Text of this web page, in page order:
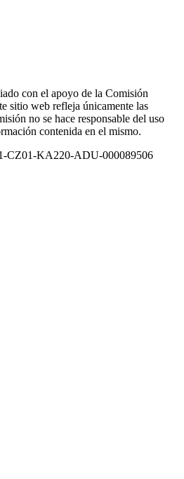
con el apoyo de la Comisión
sitio web refleja únicamente las
no se hace responsable del uso
contenida en el mismo.
CZ01-KA220-ADU-000089506